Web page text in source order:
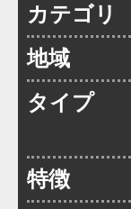
カテゴリ
地域
タイプ
特徴